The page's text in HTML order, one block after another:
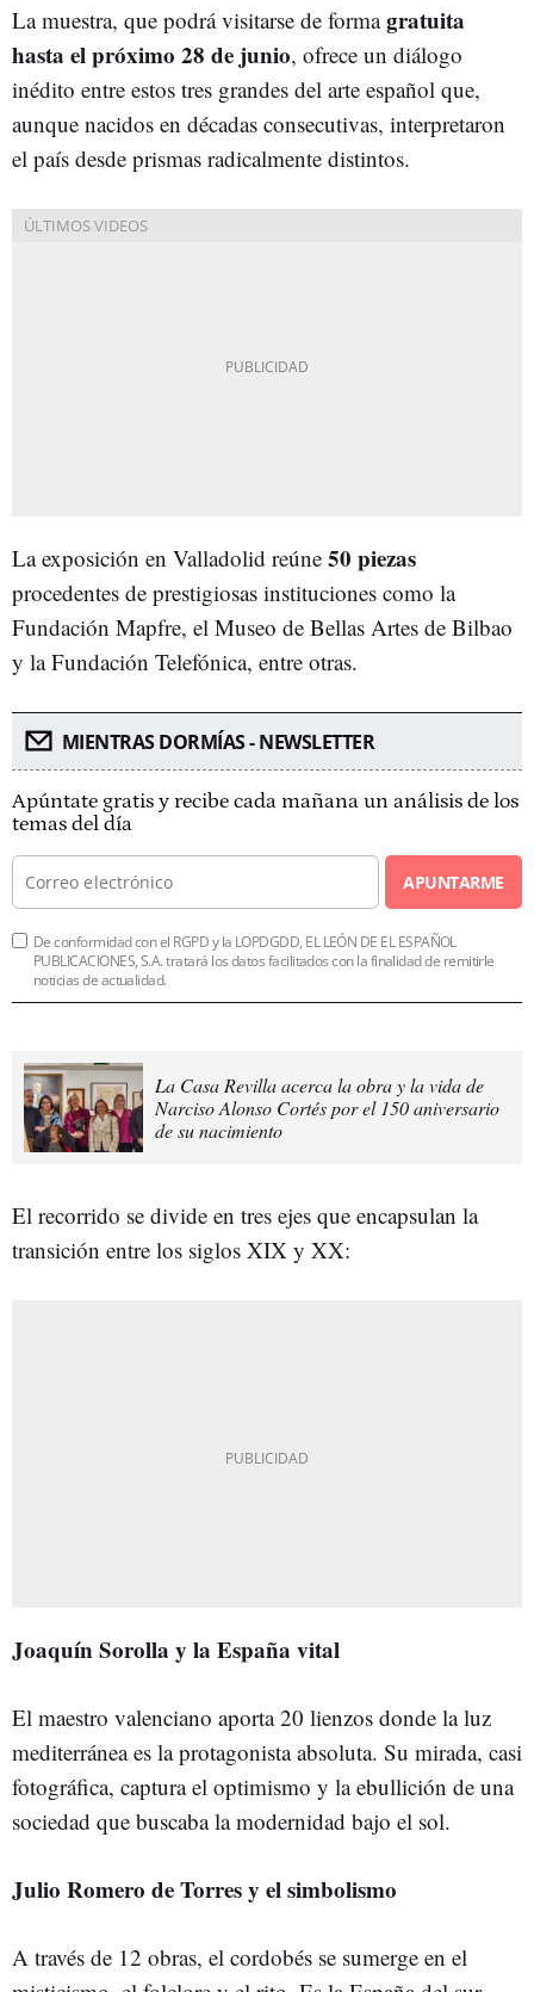
La muestra, que podrá visitarse de formagratuita
hasta el próximo 28 de junio, ofrece un diálogo
inédito entre estos tres grandes del arte español que,
aunque nacidos en décadas consecutivas, interpretaron
el país desde prismas radicalmente distintos.
La exposición en Valladolid reúne 50 piezas
procedentes de prestigiosas instituciones como la
Fundación Mapfre, el Museo de Bellas Artes de Bilbao
y la Fundación Telefónica, entre otras.
MIENTRAS DORMÍAS - NEWSLETTER
Apúntate gratis y recibe cada mañana un análisis de los
temas del día
APUNTARME
De conformidad con el RGPD y la LOPDGDD, EL LEÓN DE EL ESPAÑOL
PUBLICACIONES, S.A. tratará los datos facilitados con la finalidad de remitirle
noticias de actualidad.
La Casa Revilla acerca la obra y la vida de
Narciso Alonso Cortés por el 150 aniversario
de su nacimiento
El recorrido se divide en tres ejes que encapsulan la
transición entre los siglos XIX y XX:
Joaquín Sorolla y la España vital
El maestro valenciano aporta 20 lienzos donde la luz
mediterránea es la protagonista absoluta. Su mirada, casi
fotográfica, captura el optimismo y la ebullición de una
sociedad que buscaba la modernidad bajo el sol.
Julio Romero de Torres y el simbolismo
A través de 12 obras, el cordobés se sumerge en el